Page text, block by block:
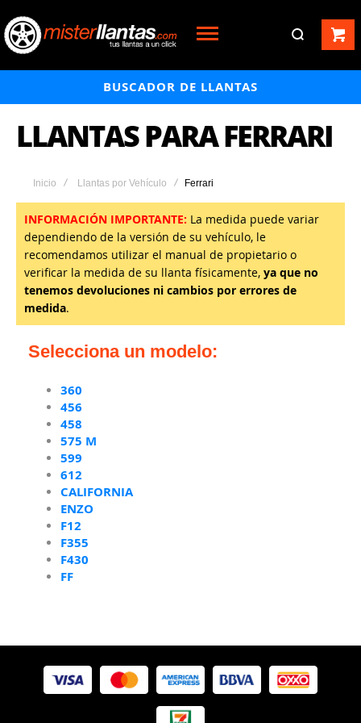
BUSCADOR DE LLANTAS
LLANTAS PARA FERRARI
Inicio Llantas por Vehículo Ferrari
INFORMACIÓN IMPORTANTE: La medida puede variar
dependiendo de la versión de su vehículo, le
recomendamos utilizar el manual de propietario o
verificar la medida de su llanta físicamente, ya que no
tenemos devoluciones ni cambios por errores de
medida.
Selecciona un modelo:
360
456
458
575 M
599
612
CALIFORNIA
ENZO
F12
F355
F430
FF